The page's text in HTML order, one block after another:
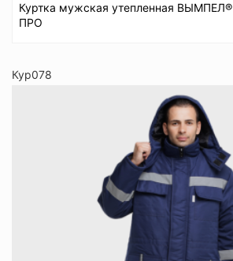
Куртка мужская утепленная ВЫМПЕЛ®
ПРО
Кур078